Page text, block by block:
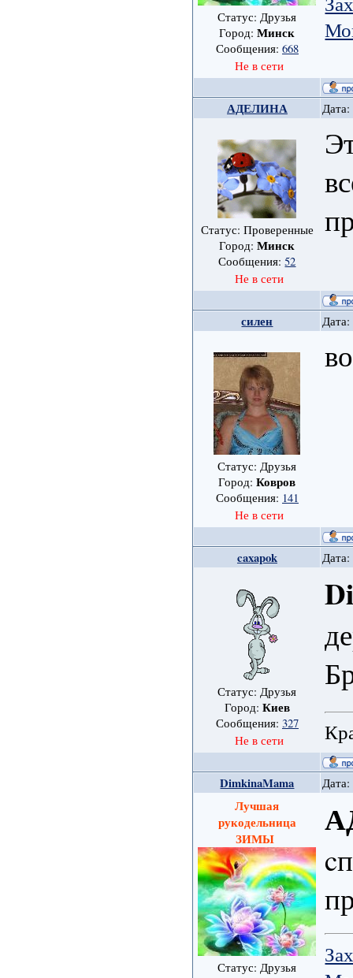
Статус: Друзья
Город:Минск
Сообщения: 668
Не в сети
АДЕЛИНА
Статус: Проверенные
Город:Минск
Сообщения:52
Не в сети
силен Дата:
Статус: Друзья
Город:Ковров
Сообщения: 141
Не в сети
caxapok
Статус: Друзья
Город: Киев
Сообщения: 327
Не в сети
DimkinaMama
Лучшая
рукодельница
ЗИМЫ
Статус: Друзья